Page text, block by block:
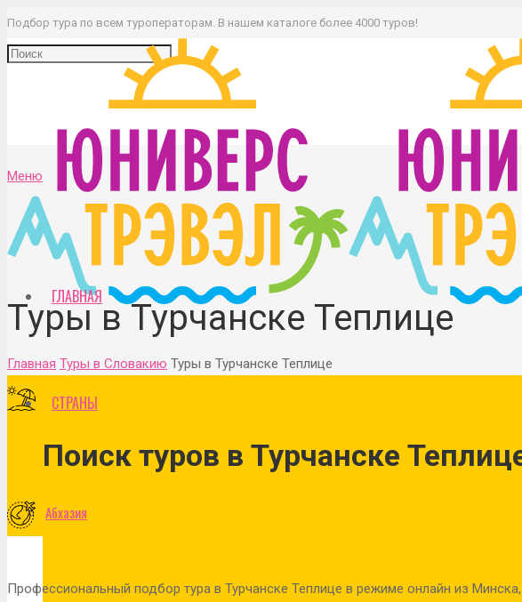
Подбор тура по всем туроператорам. В нашем каталоге более 4000 туров!
Меню
ГЛАВНАЯ
СТРАНЫ
Абхазия
Туры в Турчанске Теплице
Главная Туры в Словакию Туры в Турчанске Теплице
Поиск туров в Турчанске
Профессиональный подбор тура в Турчанске Теплице в режиме онлайн из